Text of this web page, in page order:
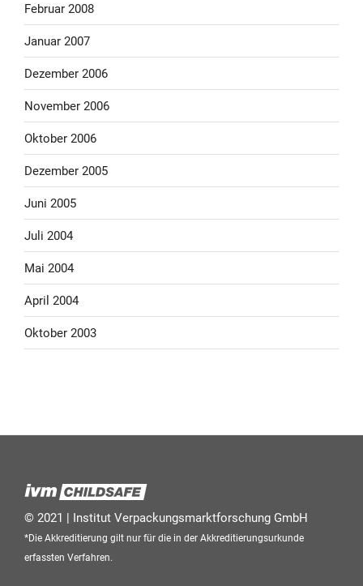
Februar 2008
Januar 2007
Dezember 2006
November 2006
Oktober 2006
Dezember 2005
Juni 2005
Juli 2004
Mai 2004
April 2004
Oktober 2003
© 2021 | Institut Verpackungsmarktforschung GmbH
*Die Akkreditierung gilt nur für die in der Akkreditierungsurkunde
erfassten Verfahren.